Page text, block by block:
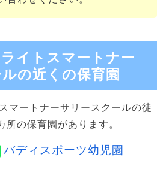
イトスマートナー
の近くの保育園
マートナーサリースクールの徒
の保育園があります。
バディスポーツ幼児園